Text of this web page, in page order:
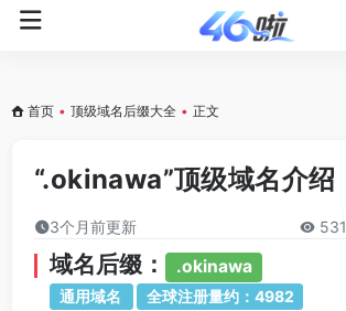
首页 • 顶级域名后缀大全 • 正文
“.okinawa”顶级域名介绍
3个月前更新 531
域名后缀： .okinawa
通用域名 全球注册量约：4982